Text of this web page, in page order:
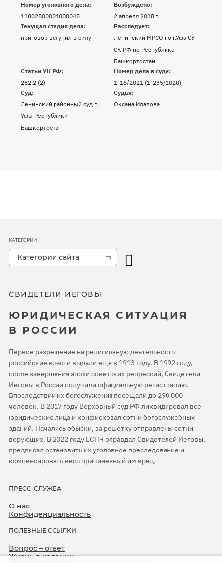
Номер уголовного дела:
11802800004000045
Возбуждено:
2 апреля 2018 г.
Текущая стадия дела:
приговор вступил в силу
Расследует:
Ленинский МРСО по г.Уфа СУ
СК РФ по Республике
Башкортостан
Статьи УК РФ:
282.2 (2)
Номер дела в суде:
1-16/2021 (1-235/2020)
Суд:
Ленинский районный суд г.
Уфы Республики
Башкортостан
Судья:
Оксана Илалова
СВИДЕТЕЛИ ИЕГОВЫ
ЮРИДИЧЕСКАЯ СИТУАЦИЯ
В РОССИИ
Первое разрешение на религиозную деятельность
российские власти выдали еще в 1913 году. В 1992 году,
после завершения эпохи советских репрессий, Свидетели
Иеговы в России получили официальную регистрацию.
Впоследствии их богослужения посещали до 290 000
человек. В 2017 году Верховный суд РФ ликвидировал все
юридические лица и конфисковал сотни богослужебных
зданий. Начались обыски, за решетку отправлены сотни
верующих. В 2022 году ЕСПЧ оправдал Свидетелей Иеговы,
предписал остановить их уголовное преследование и
компенсировать весь причиненный им вред.
ПРЕСС-СЛУЖБА
О нас
Конфиденциальность
ПОЛЕЗНЫЕ ССЫЛКИ
Вопрос – ответ
Жизнь в колонии
КАТЕГОРИИ
Категории сайта